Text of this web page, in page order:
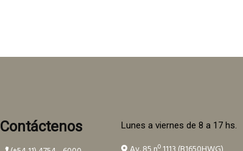
Contáctenos Lunes a viernes de 8 a 17 hs.